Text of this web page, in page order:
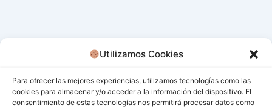
Utilizamos Cookies
Para ofrecer las mejores experiencias, utilizamos tecnologías como las
cookies para almacenar y/o acceder a la información del dispositivo. El
consentimiento de estas tecnologías nos permitirá procesar datos como